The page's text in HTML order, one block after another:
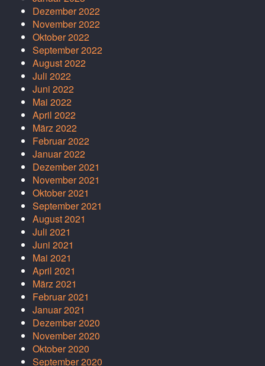
Dezember 2022
November 2022
Oktober 2022
September 2022
August 2022
Juli 2022
Juni 2022
Mai 2022
April 2022
März 2022
Februar 2022
Januar 2022
Dezember 2021
November 2021
Oktober 2021
September 2021
August 2021
Juli 2021
Juni 2021
Mai 2021
April 2021
März 2021
Februar 2021
Januar 2021
Dezember 2020
November 2020
Oktober 2020
September 2020